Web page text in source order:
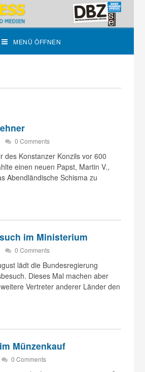
MENÜ ÖFFNEN
0 Comments
des Konstanzer Konzils vor 600
einen neuen Papst, Martin V.,
Abendländische Schisma zu
im Ministerium
0 Comments
lädt die Bundesregierung
Dieses Mal machen aber
Vertreter anderer Länder den
Münzenkauf
0 Comments